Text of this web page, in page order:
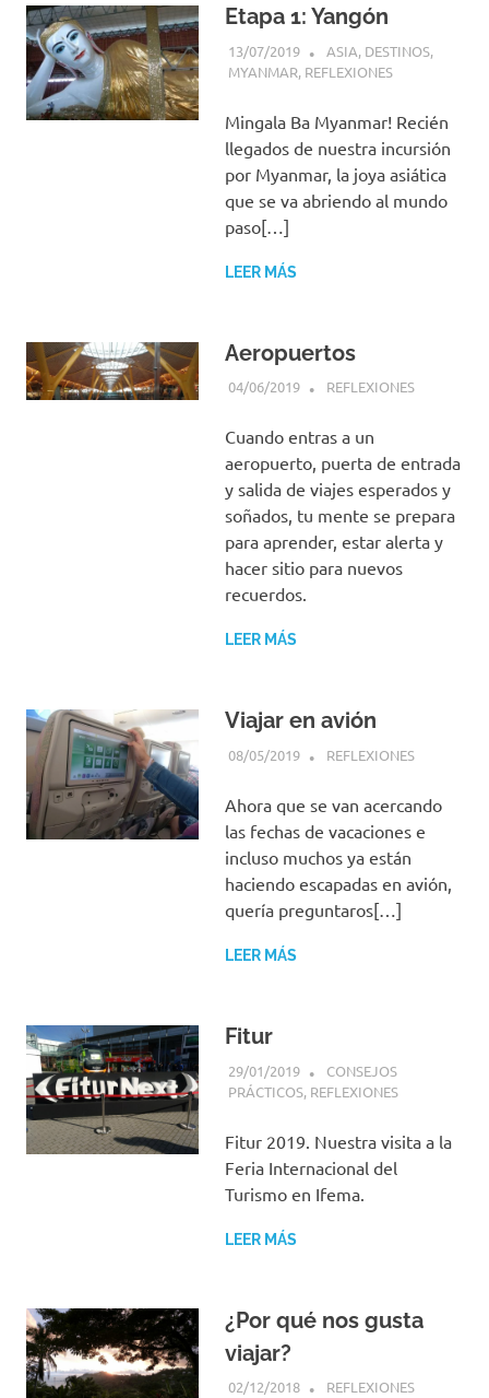
Etapa 1: Yangón
13/07/2019 PIENSO, LUEGO VIAJO
ASIA, DESTINOS,
MYANMAR, REFLEXIONES
Mingala Ba Myanmar! Recién
llegados de nuestra incursión
por Myanmar, la joya asiática
que se va abriendo al mundo
paso[…]
LEER MÁS
Aeropuertos
04/06/2019 PIENSO, LUEGO VIAJO
REFLEXIONES
Cuando entras a un
aeropuerto, puerta de entrada
y salida de viajes esperados y
soñados, tu mente se prepara
para aprender, estar alerta y
hacer sitio para nuevos
recuerdos.
LEER MÁS
Viajar en avión
08/05/2019 PIENSO, LUEGO VIAJO
REFLEXIONES
Ahora que se van acercando
las fechas de vacaciones e
incluso muchos ya están
haciendo escapadas en avión,
quería preguntaros[…]
LEER MÁS
Fitur
29/01/2019 PIENSO, LUEGO VIAJO
CONSEJOS
PRÁCTICOS, REFLEXIONES
Fitur 2019. Nuestra visita a la
Feria Internacional del
Turismo en Ifema.
LEER MÁS
¿Por qué nos gusta
viajar?
02/12/2018 PIENSO, LUEGO VIAJO
REFLEXIONES